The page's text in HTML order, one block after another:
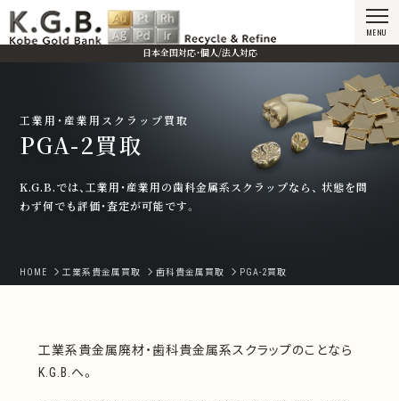
日本全国対応・個人/法人対応
MENU
工業用・産業用スクラップ買取
PGA-2買取
K.G.B.では、工業用・産業用の歯科金属系スクラップなら、 状態を問
わず何でも評価・査定が可能です。
HOME 工業系貴金属買取 歯科貴金属買取 PGA-2買取
工業系貴金属廃材・歯科貴金属系スクラップのことなら
K.G.B.へ。